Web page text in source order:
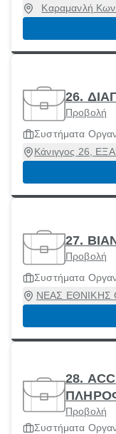
Καραμανλή
26.
Προβολή
Συστήματα
Κάνιγγος 26,
27.
Προβολή
Συστήματα
ΝΕΑΣ ΕΘΝΙΚΗΣ
28.
Προβολή
Συστήματα